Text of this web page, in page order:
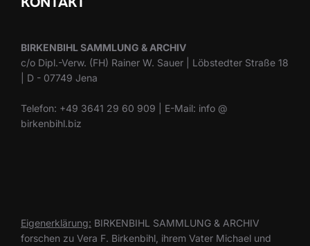
BIRKENBIHL SAMMLUNG & ARCHIV
c/o Dipl.-Verw. (FH) Rainer W. Sauer | Löbstedter Straße 18
| D - 07749 Jena
Telefon: +49 3641 29 60 909 | E-Mail: info @
birkenbihl.biz
Eigenerklärung: BIRKENBIHL SAMMLUNG & ARCHIV
forschen zu Vera F. Birkenbihl, ihrem Vater Michael und